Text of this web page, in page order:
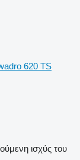
620 TS
ισχύς του